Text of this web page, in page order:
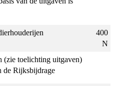
400
N
(zie toelichting uitgaven)
de Rijksbijdrage